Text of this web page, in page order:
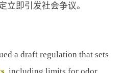
立即引发社会争议。
a draft regulation that sets
, including limits for odor